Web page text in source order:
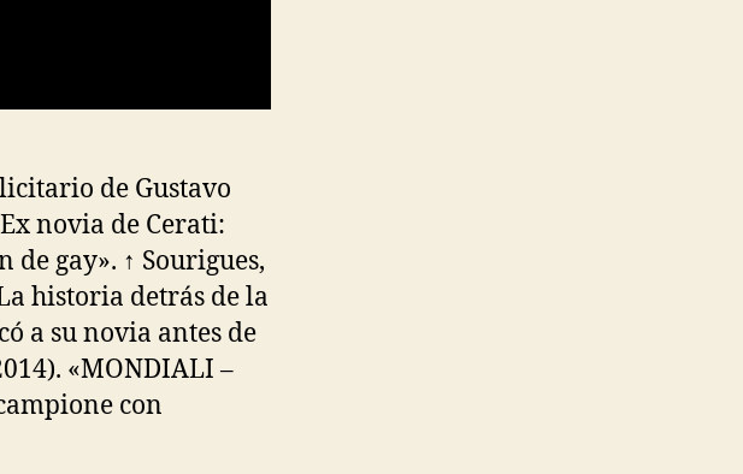
de Gustavo
novia de Cerati:
gay». ↑ Sourigues,
historia detrás de la
a su novia antes de
«MONDIALI –
con